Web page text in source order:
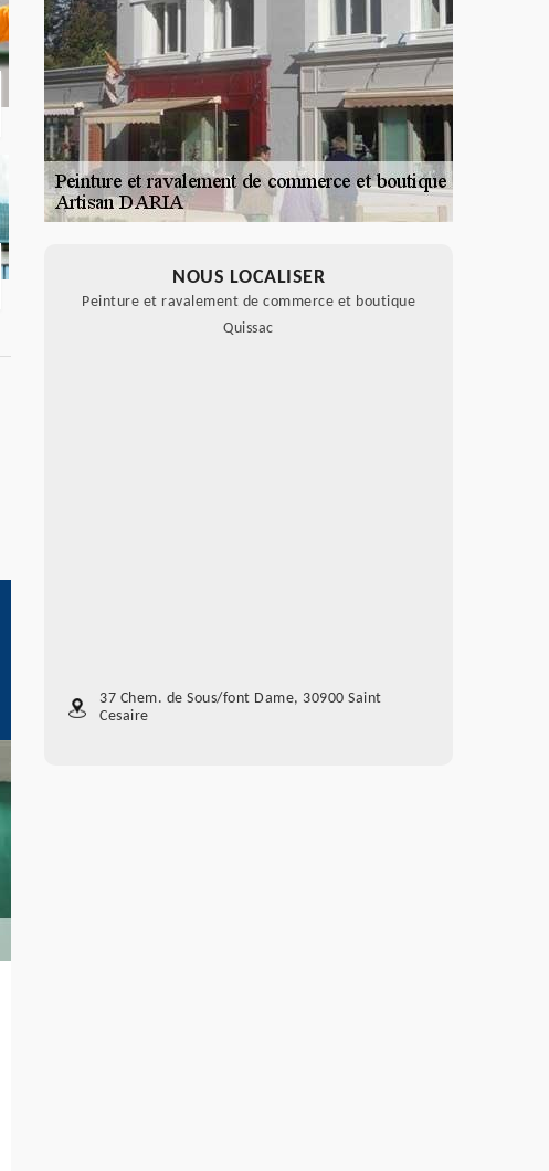
NOUS LOCALISER
Peinture et ravalement de commerce et boutique
Quissac
37 Chem. de Sous/font Dame, 30900 Saint
Cesaire